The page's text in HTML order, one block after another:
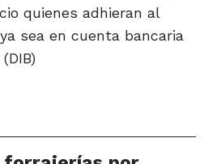
quienes adhieran al
sea en cuenta bancaria